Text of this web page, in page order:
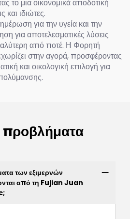
το μια οικονομικά αποδοτική
και ιδιώτες.
για την υγεία και την
για αποτελεσματικές λύσεις
από ποτέ. Η Φορητή
στην αγορά, προσφέροντας
και οικολογική επιλογή για
των εξιμερνών
από τη Fujian Juan